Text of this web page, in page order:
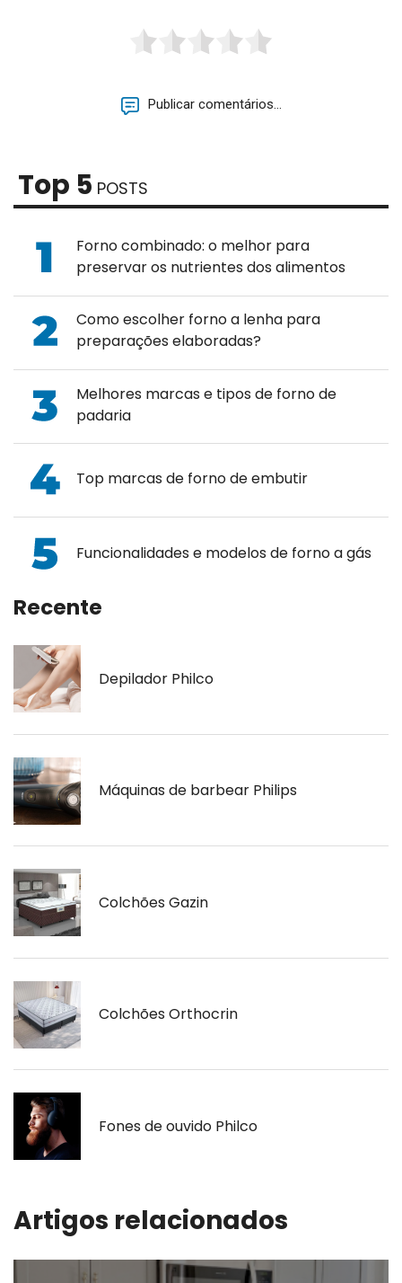
Publicar comentários...
Top 5 POSTS
Forno combinado: o melhor para
preservar os nutrientes dos alimentos
Como escolher forno a lenha para
preparações elaboradas?
Melhores marcas e tipos de forno de
padaria
Top marcas de forno de embutir
Funcionalidades e modelos de forno a gás
Recente
Depilador Philco
Máquinas de barbear Philips
Colchões Gazin
Colchões Orthocrin
Fones de ouvido Philco
Artigos relacionados